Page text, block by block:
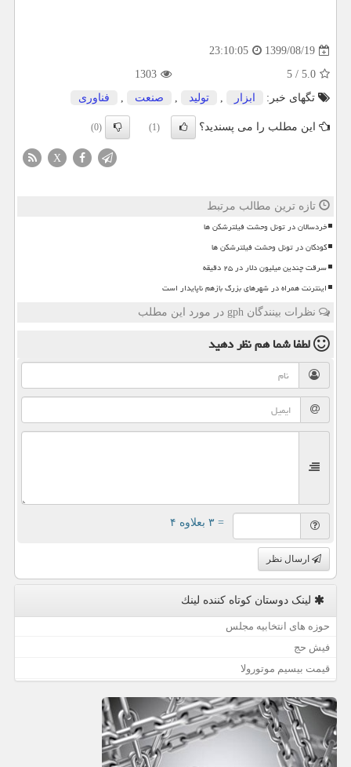
1399/08/19
23:10:05
5.0
/
5
1303
تگهای خبر:
ابزار , تولید , صنعت , فناوری
این مطلب را می پسندید؟ (1)
(0)
X
تازه ترین مطالب مرتبط
خردسالان در تونل وحشت فیلترشکن ها
کودکان در تونل وحشت فیلترشکن ها
سرقت چندین میلیون دلار در ۲۵ دقیقه
اینترنت همراه در شهرهای بزرگ بازهم ناپایدار است
نظرات بینندگان gph در مورد این مطلب
لطفا شما همنظر دهید
= ۳ بعلاوه ۴
ارسال نظر
لینک دوستان كوتاه كننده لینك
حوزه های انتخابیه مجلس
فیش حج
قیمت بیسیم موتورولا